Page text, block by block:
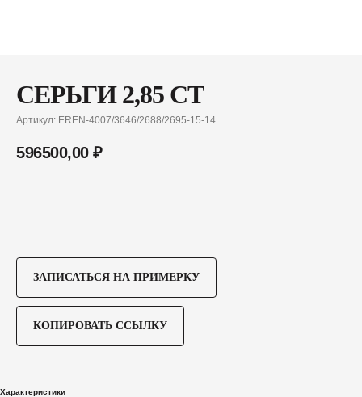
СЕРЬГИ 2,85 CT
Артикул: EREN-4007/3646/2688/2695-15-14
596500,00 ₽
ЗАПИСАТЬСЯ НА ПРИМЕРКУ
КОПИРОВАТЬ ССЫЛКУ
Характеристики